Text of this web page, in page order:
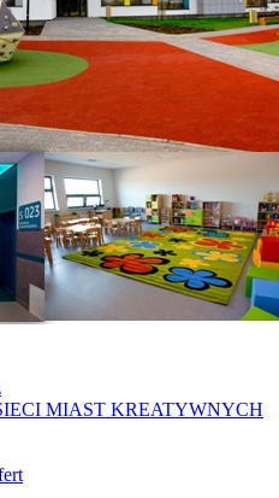
MIAST KREATYWNYCH